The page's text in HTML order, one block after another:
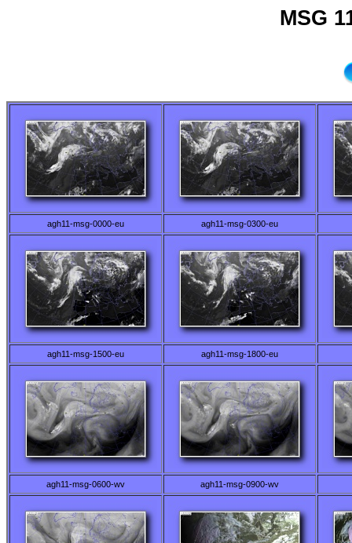
MSG
agh11-msg-0000-eu agh11-msg-0300-eu
agh11-msg-1500-eu agh11-msg-1800-eu
agh11-msg-0600-wv agh11-msg-0900-wv